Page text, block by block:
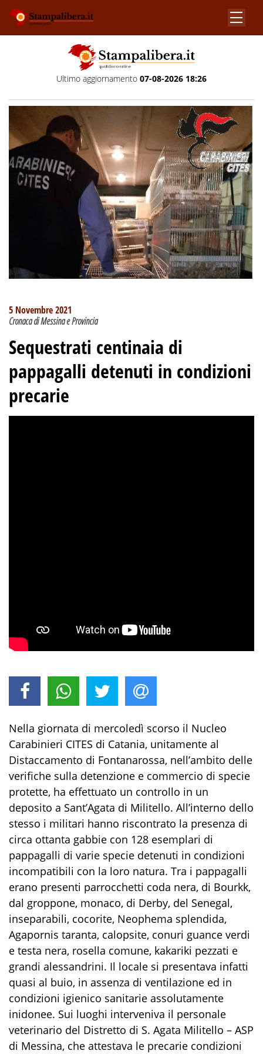
Ultimo aggiornamento 07-08-2026 18:26
5 Novembre 2021
Cronaca di Messina e Provincia
Sequestrati centinaia di
pappagalli detenuti in condizioni
precarie
Nella giornata di mercoledì scorso il Nucleo
Carabinieri CITES di Catania, unitamente al
Distaccamento di Fontanarossa, nell’ambito delle
verifiche sulla detenzione e commercio di specie
protette, ha effettuato un controllo in un
deposito a Sant’Agata di Militello. All’interno dello
stesso i militari hanno riscontrato la presenza di
circa ottanta gabbie con 128 esemplari di
pappagalli di varie specie detenuti in condizioni
incompatibili con la loro natura. Tra i pappagalli
erano presenti parrocchetti coda nera, di Bourkk,
dal groppone, monaco, di Derby, del Senegal,
inseparabili, cocorite, Neophema splendida,
Agapornis taranta, calopsite, conuri guance verdi
e testa nera, rosella comune, kakariki pezzati e
grandi alessandrini. Il locale si presentava infatti
quasi al buio, in assenza di ventilazione ed in
condizioni igienico sanitarie assolutamente
inidonee. Sui luoghi interveniva il personale
veterinario del Distretto di S. Agata Militello – ASP
di Messina, che attestava le precarie condizioni